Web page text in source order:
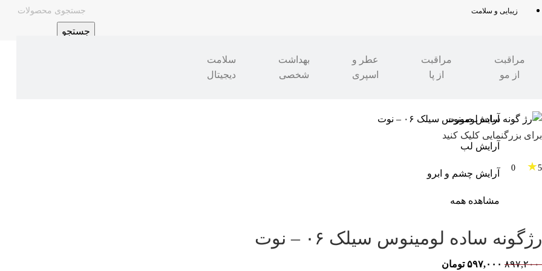
جستجو
زیبایی و سلامت
مراقبت
از مو
مراقبت
از پا
عطر و
اسپری
بهداشت
شخصی
سلامت
دیجیتال
آرایش صورت
آرایش لب
آرایش چشم و ابرو
مشاهده همه
مدرن شو» زیبایی و سلامت» آرایش صورت
برای بزرگنمایی کلیک کنید
5
★
رژگونه ساده لومینوس سیلک ۰۶ – نوت
۸۹۷,۲۰۰ ۵۹۷,۰۰۰ تومان